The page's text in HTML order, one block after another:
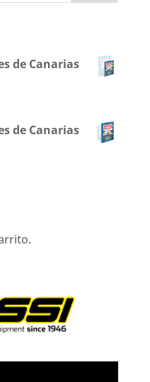
de Canarias
de Canarias